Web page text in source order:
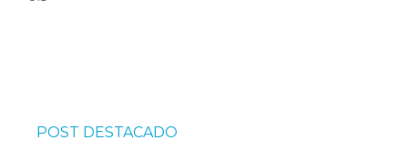
POST DESTACADO